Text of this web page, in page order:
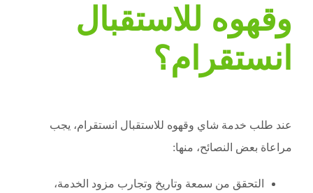
وقهوه للاستقبال
انستقرام؟
عند طلب خدمة شاي وقهوه للاستقبال انستقرام، يجب
مراعاة بعض النصائح، منها:
التحقق من سمعة وتاريخ وتجارب مزود الخدمة،